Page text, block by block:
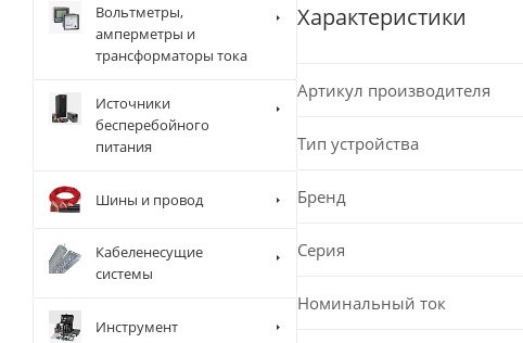
Характеристики
Артикул производителя
Тип устройства
Бренд
Серия
Номинальный ток
Вольтметры,
амперметры и
трансформаторы тока
Источники
бесперебойного
питания
Шины и провод
Кабеленесущие
системы
Инструмент